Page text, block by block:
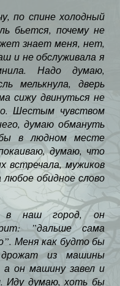
по спине холодный
бьется, почему не
знает меня, нет,
и не обслуживала я
Надо думаю,
мелькнула, дверь
сижу двинуться не
Шестым чувством
думаю обмануть
в людном месте
думаю, что
встречала, мужиков
обидное слово
в наш город, он
”дальше сама
Меня как будто бы
из машины
а он машину завел и
Иду думаю, хоть бы